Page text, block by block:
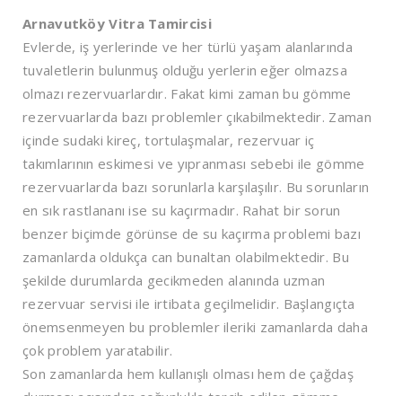
Arnavutköy Vitra Tamircisi
Evlerde, iş yerlerinde ve her türlü yaşam alanlarında
tuvaletlerin bulunmuş olduğu yerlerin eğer olmazsa
olmazı rezervuarlardır. Fakat kimi zaman bu gömme
rezervuarlarda bazı problemler çıkabilmektedir. Zaman
içinde sudaki kireç, tortulaşmalar, rezervuar iç
takımlarının eskimesi ve yıpranması sebebi ile gömme
rezervuarlarda bazı sorunlarla karşılaşılır. Bu sorunların
en sık rastlananı ise su kaçırmadır. Rahat bir sorun
benzer biçimde görünse de su kaçırma problemi bazı
zamanlarda oldukça can bunaltan olabilmektedir. Bu
şekilde durumlarda gecikmeden alanında uzman
rezervuar servisi ile irtibata geçilmelidir. Başlangıçta
önemsenmeyen bu problemler ileriki zamanlarda daha
çok problem yaratabilir.
Son zamanlarda hem kullanışlı olması hem de çağdaş